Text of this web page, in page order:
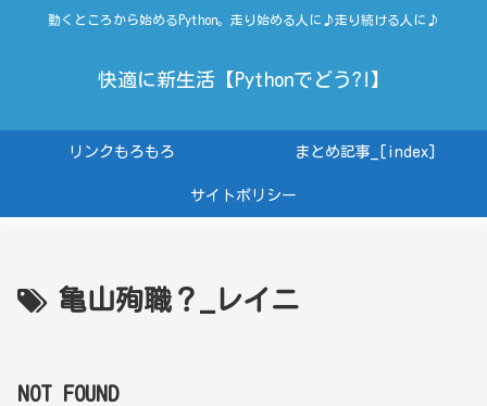
動くところから始めるPython。走り始める人に♪走り続ける人に♪
快適に新生活【Pythonでどう?!】
リンクもろもろ まとめ記事_[index]
サイトポリシー
亀山殉職？_レイニ
NOT FOUND